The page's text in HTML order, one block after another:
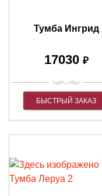
Тумба Ингрид
17030 ₽
БЫСТРЫЙ ЗАКАЗ